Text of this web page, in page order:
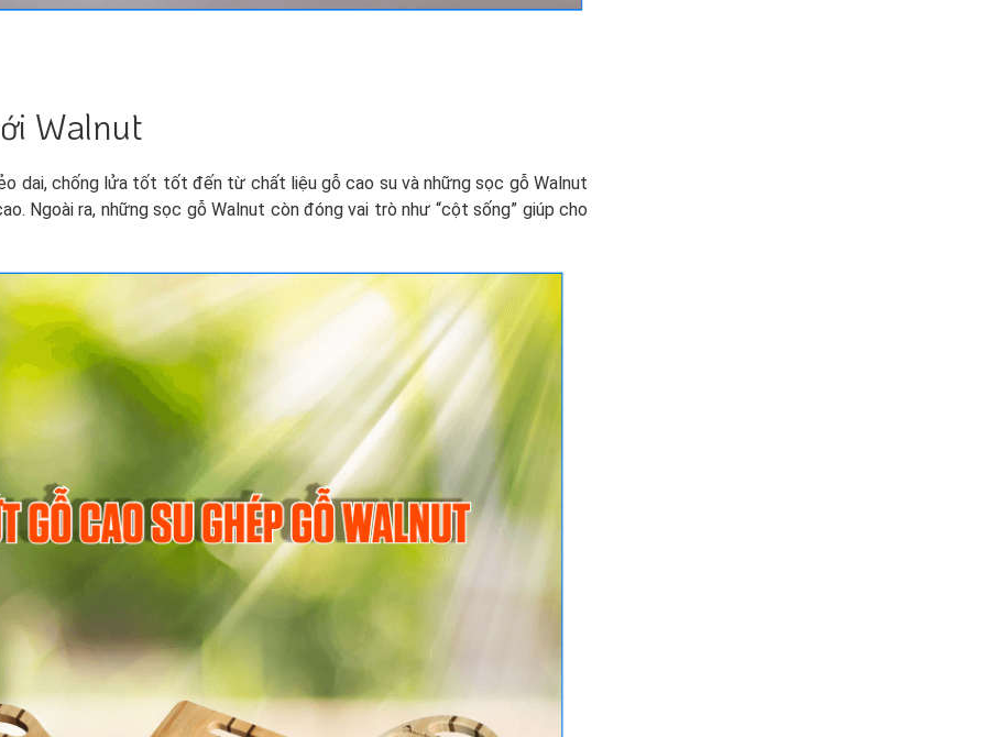
Walnut
dai, chống lửa tốt tốt đến từ chất liệu gỗ cao su và những sọc gỗ Walnut
Ngoài ra, những sọc gỗ Walnut còn đóng vai trò như “cột sống” giúp cho